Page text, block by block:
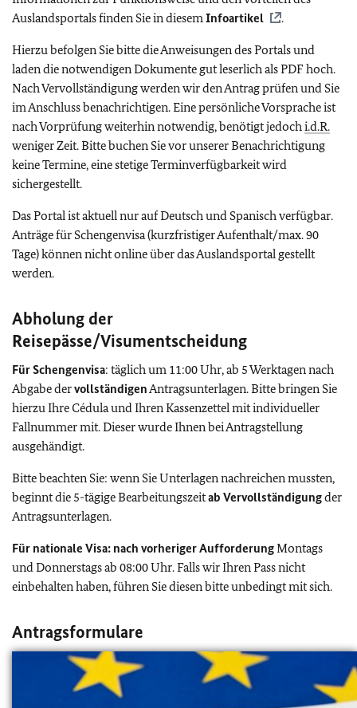
Auslandsportals finden Sie in diesem Infoartikel .
Hierzu befolgen Sie bitte die Anweisungen des Portals und
laden die notwendigen Dokumente gut leserlich als PDF hoch.
Nach Vervollständigung werden wir den Antrag prüfen und Sie
im Anschluss benachrichtigen. Eine persönliche Vorsprache ist
nach Vorprüfung weiterhin notwendig, benötigt jedoch i.d.R.
weniger Zeit. Bitte buchen Sie vor unserer Benachrichtigung
keine Termine, eine stetige Terminverfügbarkeit wird
sichergestellt.
Das Portal ist aktuell nur auf Deutsch und Spanisch verfügbar.
Anträge für Schengenvisa (kurzfristiger Aufenthalt/max. 90
Tage) können nicht online über das Auslandsportal gestellt
werden.
Abholung der
Reisepässe/Visumentscheidung
Für Schengenvisa: täglich um 11:00 Uhr, ab 5 Werktagen nach
Abgabe dervollständigen Antragsunterlagen. Bitte bringen Sie
hierzu Ihre Cédula und Ihren Kassenzettel mit individueller
Fallnummer mit. Dieser wurde Ihnen bei Antragstellung
ausgehändigt.
Bitte beachten Sie: wenn Sie Unterlagen nachreichen mussten,
beginnt die 5-tägige Bearbeitungszeitab Vervollständigungder
Antragsunterlagen.
Für nationale Visa: nach vorheriger Aufforderung Montags
und Donnerstags ab 08:00 Uhr. Falls wir Ihren Pass nicht
einbehalten haben, führen Sie diesen bitte unbedingt mit sich.
Antragsformulare